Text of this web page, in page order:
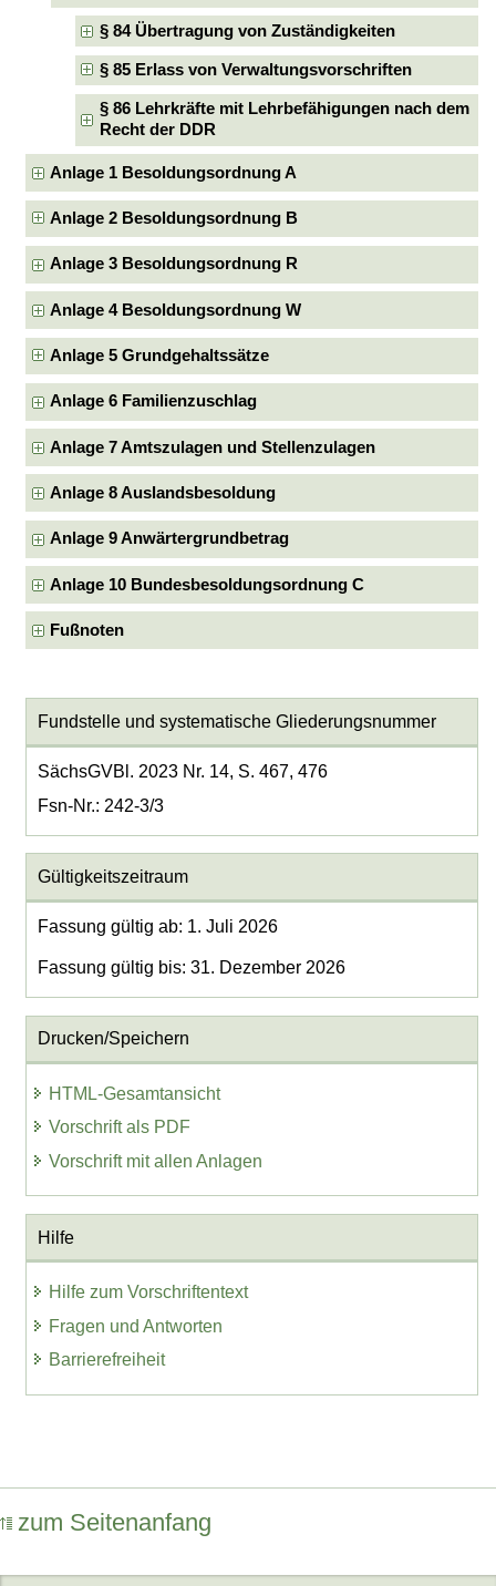
§ 84 Übertragung von Zuständigkeiten
§ 85 Erlass von Verwaltungsvorschriften
§ 86 Lehrkräfte mit Lehrbefähigungen nach dem
Recht der DDR
Anlage 1 Besoldungsordnung A
Anlage 2 Besoldungsordnung B
Anlage 3 Besoldungsordnung R
Anlage 4 Besoldungsordnung W
Anlage 5 Grundgehaltssätze
Anlage 6 Familienzuschlag
Anlage 7 Amtszulagen und Stellenzulagen
Anlage 8 Auslandsbesoldung
Anlage 9 Anwärtergrundbetrag
Anlage 10 Bundesbesoldungsordnung C
Fußnoten
Fundstelle und systematische Gliederungsnummer
SächsGVBl. 2023 Nr. 14, S. 467, 476
Fsn-Nr.: 242-3/3
Gültigkeitszeitraum
Fassung gültig ab: 1. Juli 2026
Fassung gültig bis: 31. Dezember 2026
Drucken/Speichern
HTML-Gesamtansicht
Vorschrift als PDF
Vorschrift mit allen Anlagen
Hilfe
Hilfe zum Vorschriftentext
Fragen und Antworten
Barrierefreiheit
zum Seitenanfang